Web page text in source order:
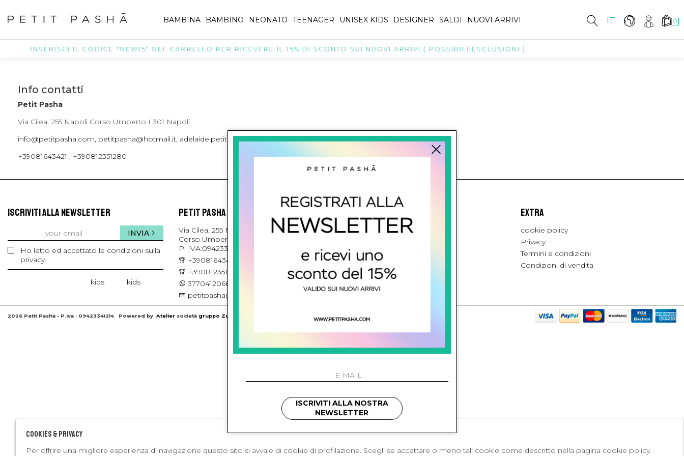
IT 0
BAMBINA BAMBINO NEONATO TEENAGER UNISEX KIDS DESIGNER SALDI NUOVI ARRIVI
INSERISCI IL CODICE "NEW15" NEL CARRELLO PER RICEVERE IL 15% DI SCONTO SUI NUOVI ARRIVI ( POSSIBILI ESCLUSIONI )
Info contatti
Petit Pasha
Via Cilea, 255 Napoli Corso Umberto I 301 Napoli
info@petitpasha.com, petitpasha@hotmail.it, adelaide.petitpasha@hotmail.com
+39081643421 , +390812351280
ISCRIVITI ALLA NEWSLETTER
Ho letto ed accettato le condizioni sulla
privacy.
INVIA
kids kids
PETIT PASHA
Via Cilea, 255 Napoli
Corso Umberto I 301 Napoli - Italia
P. IVA:09423341214
+39081643421
+390812351280
3770412066 , 3397314295
petitpasha@hotmail.it
L'azienda
Contatti
Pagamenti
Spedizione
EXTRA
cookie policy
Privacy
Termini e condizioni
Condizioni di vendita
2026 Petit Pasha - P.iva : 09423341214 Powered by Atelier società gruppo Zucchetti
ISCRIVITI ALLA NOSTRA
NEWSLETTER
Cookies & Privacy
Per offrire una migliore esperienza di navigazione questo sito si avvale di cookie di profilazione. Scegli se accettare o meno tali cookie come descritto nella pagina cookie policy.